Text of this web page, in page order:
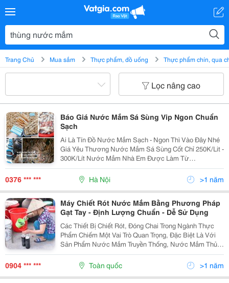
Trang Chủ Mua sắm Thực phẩm, đồ uống Thực phẩm chín, qua
Lọc nâng cao
Báo Giá Nước Mắm Sá Sùng Vip Ngon Chuẩn
Sạch
Ai Là Tín Đồ Nước Mắm Sạch - Ngon Thì Vào Đây Nhé
Giá Yêu Thương Nước Mắm Sá Sùng Cốt Chỉ 250K/Lit -
300K/Lít Nước Mắm Nhà Em Được Làm Từ
#Sá_Sùng_Nước_Dùng Giã Tay Nhỏ Và Rang Thơm
Sau Đó Kết Hợp Với Cá Chọn Lọc. Trải Qua Nhiều Công
Đoạn Mới...
0376 *** *** Hà Nội >1 năm
Máy Chiết Rót Nước Mắm Bằng Phương Pháp
Gạt Tay - Định Lượng Chuẩn - Dễ Sử Dụng
Các Thiết Bị Chiết Rót, Đóng Chai Trong Ngành Thực
Phẩm Chiếm Một Vai Trò Quan Trọng, Đặc Biệt Là Với
Sản Phẩm Nước Mắm Truyền Thống, Nước Mắm Thủ
Công. Nhằm Giữ Gìn Hương Vị Xưa, Đảm Bảo Độ Đạm,
Độ Tươi Ngon Của Sản Phẩm, Nước Mắm Được Sản
Xuất Bằng...
0904 *** *** Toàn quốc >1 năm